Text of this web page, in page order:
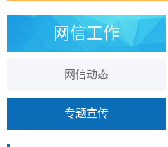
网信工作
网信动态
专题宣传